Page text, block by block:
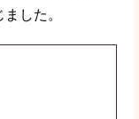
した。